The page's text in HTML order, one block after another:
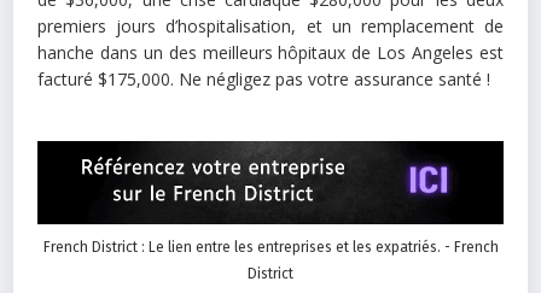
premiers jours d’hospitalisation, et un remplacement de
hanche dans un des meilleurs hôpitaux de Los Angeles est
facturé $175,000. Ne négligez pas votre assurance santé !
French District : Le lien entre les entreprises et les expatriés. - French
District